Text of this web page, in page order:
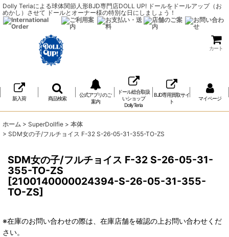
Dolly Teriaによる球体関節人形BJD専門店DOLL UP! ドールをドールアップ（お
めかし）させて ドールとオーナー様の特別な日にしましょう！
カート
新入荷 商品検索
公式アプリのご
案内
ドール総合取扱
いショップ
DollyTeria
BJD専用買取サイ
ト
マイページ
ホーム > SuperDollfie > 本体
> SDM女の子/フルチョイス F-32 S-26-05-31-355-TO-ZS
SDM女の子/フルチョイス F-32 S-26-05-31-
355-TO-ZS
[2100140000024394-S-26-05-31-355-
TO-ZS]
※在庫のお問い合わせの際は、在庫店舗を確認の上お問い合わせくだ
さい。